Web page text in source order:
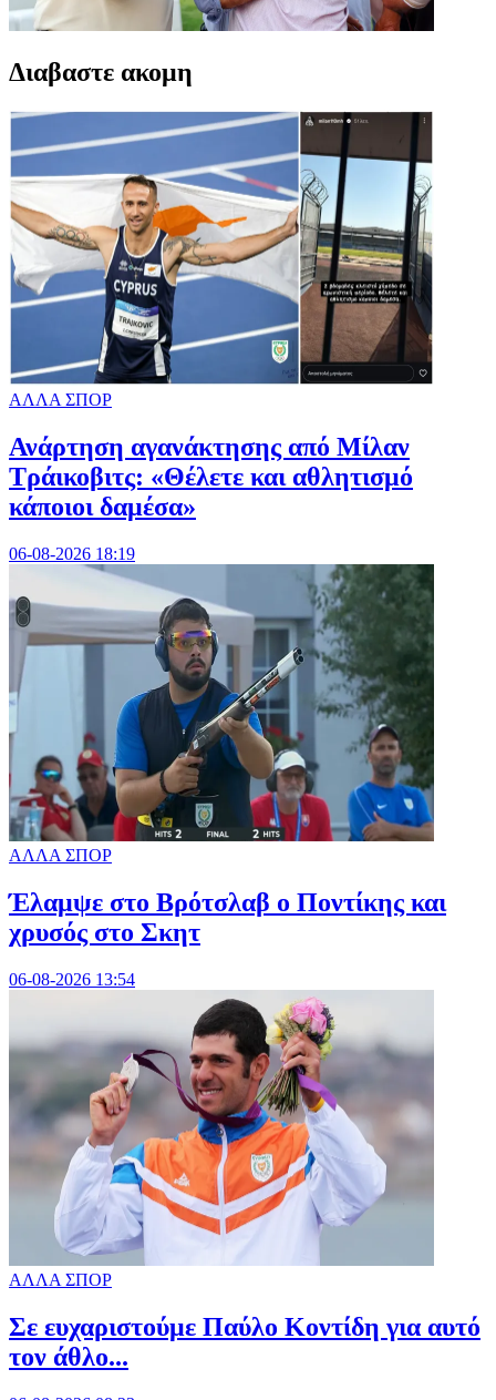
Διαβαστε ακομη
ΑΛΛΑ ΣΠΟΡ
Ανάρτηση αγανάκτησης από Μίλαν
Τράικοβιτς: «Θέλετε και αθλητισμό
κάποιοι δαμέσα»
06-08-2026 18:19
ΑΛΛΑ ΣΠΟΡ
Έλαμψε στο Βρότσλαβ ο Ποντίκης και
χρυσός στο Σκητ
06-08-2026 13:54
ΑΛΛΑ ΣΠΟΡ
Σε ευχαριστούμε Παύλο Κοντίδη για αυτό
τον άθλο...